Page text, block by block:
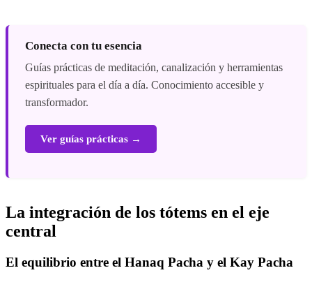
Conecta con tu esencia
Guías prácticas de meditación, canalización y herramientas
espirituales para el día a día. Conocimiento accesible y
transformador.
Ver guías prácticas →
La integración de los tótems en el eje
central
El equilibrio entre el Hanaq Pacha y el Kay Pacha